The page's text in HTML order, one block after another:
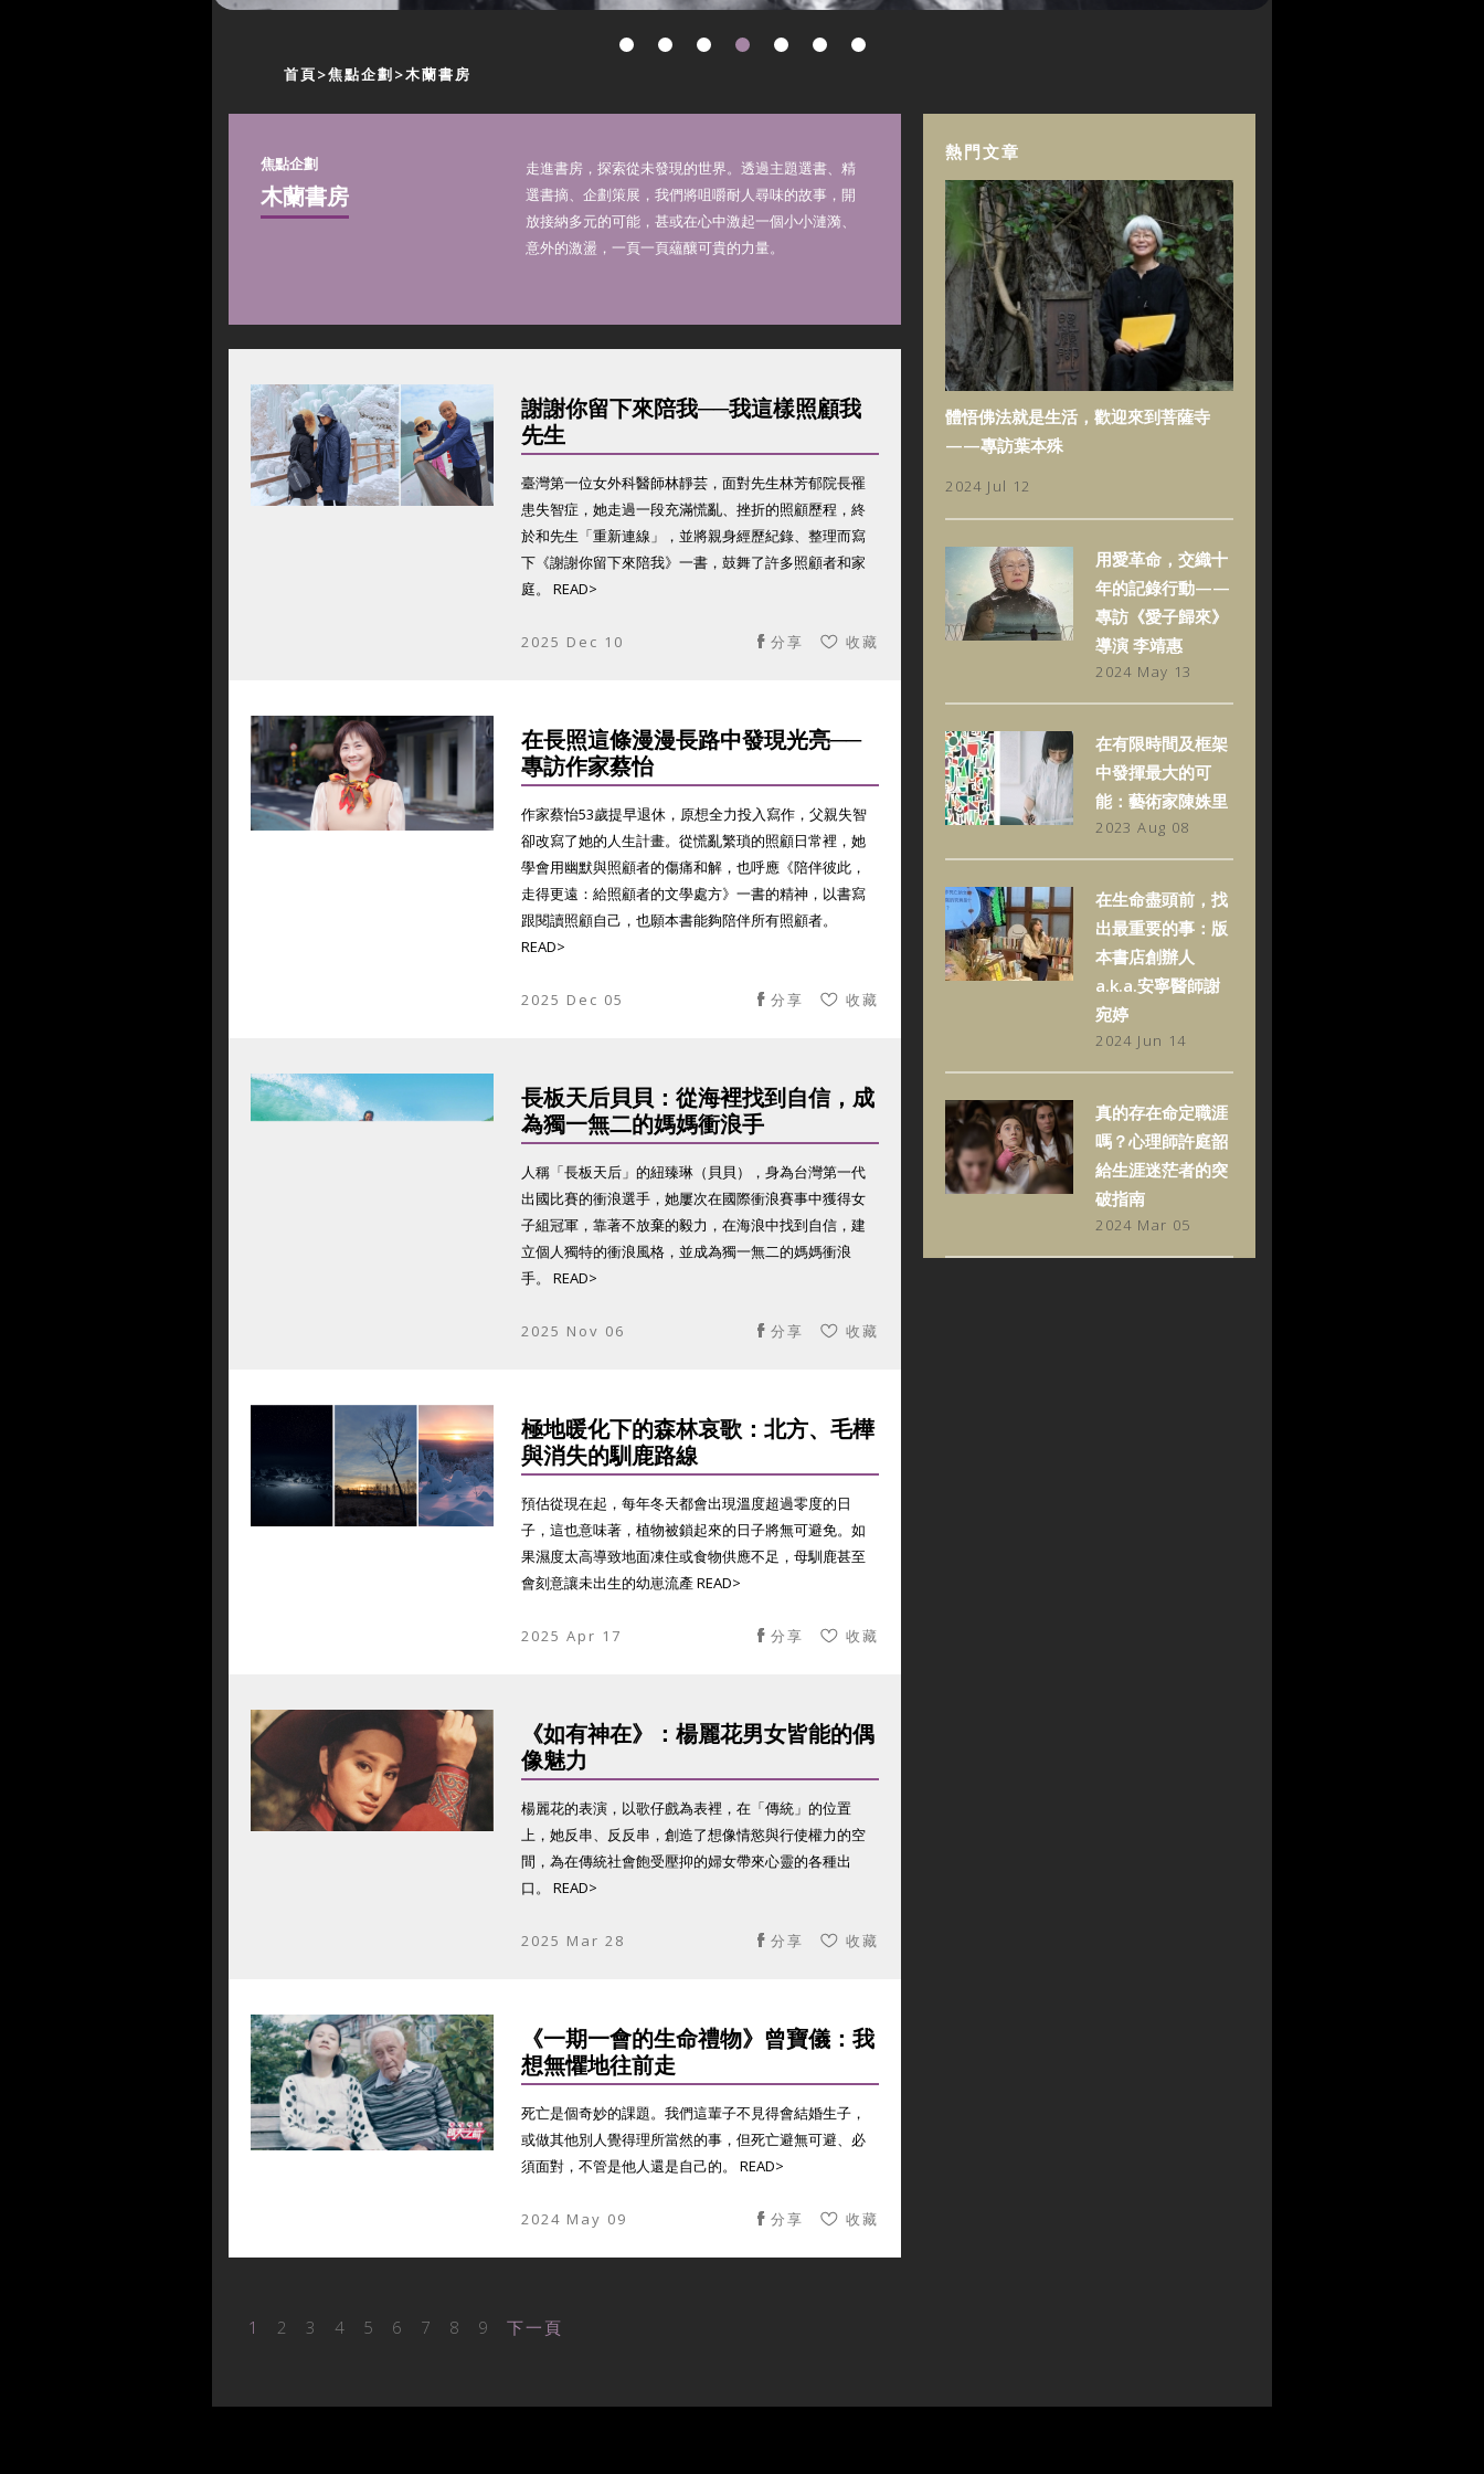
首頁 焦點企劃 木蘭書房
焦點企劃
木蘭書房
走進書房，探索從未發現的世界。透過主題選書、精
選書摘、企劃策展，我們將咀嚼耐人尋味的故事，開
放接納多元的可能，甚或在心中激起一個小小漣漪、
意外的激盪，一頁一頁蘊釀可貴的力量。
謝謝你留下來陪我──我這樣照顧我
先生
臺灣第一位女外科醫師林靜芸，面對先生林芳郁院長罹
患失智症，她走過一段充滿慌亂、挫折的照顧歷程，終
於和先生「重新連線」，並將親身經歷紀錄、整理而寫
下《謝謝你留下來陪我》一書，鼓舞了許多照顧者和家
庭。 READ>
2025 Dec 10 收藏
分享
在長照這條漫漫長路中發現光亮──
專訪作家蔡怡
作家蔡怡53歲提早退休，原想全力投入寫作，父親失智
卻改寫了她的人生計畫。從慌亂繁瑣的照顧日常裡，她
學會用幽默與照顧者的傷痛和解，也呼應《陪伴彼此，
走得更遠：給照顧者的文學處方》一書的精神，以書寫
跟閱讀照顧自己，也願本書能夠陪伴所有照顧者。
READ>
2025 Dec 05 收藏
分享
長板天后貝貝：從海裡找到自信，成
為獨一無二的媽媽衝浪手
人稱「長板天后」的紐臻琳（貝貝），身為台灣第一代
出國比賽的衝浪選手，她屢次在國際衝浪賽事中獲得女
子組冠軍，靠著不放棄的毅力，在海浪中找到自信，建
立個人獨特的衝浪風格，並成為獨一無二的媽媽衝浪
手。 READ>
2025 Nov 06 收藏
分享
極地暖化下的森林哀歌：北方、毛樺
與消失的馴鹿路線
預估從現在起，每年冬天都會出現溫度超過零度的日
子，這也意味著，植物被鎖起來的日子將無可避免。如
果濕度太高導致地面凍住或食物供應不足，母馴鹿甚至
會刻意讓未出生的幼崽流產 READ>
2025 Apr 17 收藏
分享
《如有神在》：楊麗花男女皆能的偶
像魅力
楊麗花的表演，以歌仔戲為表裡，在「傳統」的位置
上，她反串、反反串，創造了想像情慾與行使權力的空
間，為在傳統社會飽受壓抑的婦女帶來心靈的各種出
口。 READ>
2025 Mar 28 收藏
分享
《一期一會的生命禮物》曾寶儀：我
想無懼地往前走
死亡是個奇妙的課題。我們這輩子不見得會結婚生子，
或做其他別人覺得理所當然的事，但死亡避無可避、必
須面對，不管是他人還是自己的。 READ>
2024 May 09 收藏
分享
1 2 3 4 5 6 7 8 9 下一頁
熱門文章
體悟佛法就是生活，歡迎來到菩薩寺
——專訪葉本殊
2024 Jul 12
用愛革命，交織十
年的記錄行動——
專訪《愛子歸來》
導演 李靖惠
2024 May 13
在有限時間及框架
中發揮最大的可
能：藝術家陳姝里
2023 Aug 08
在生命盡頭前，找
出最重要的事：版
本書店創辦人
a.k.a.安寧醫師謝
宛婷
2024 Jun 14
真的存在命定職涯
嗎？心理師許庭韶
給生涯迷茫者的突
破指南
2024 Mar 05